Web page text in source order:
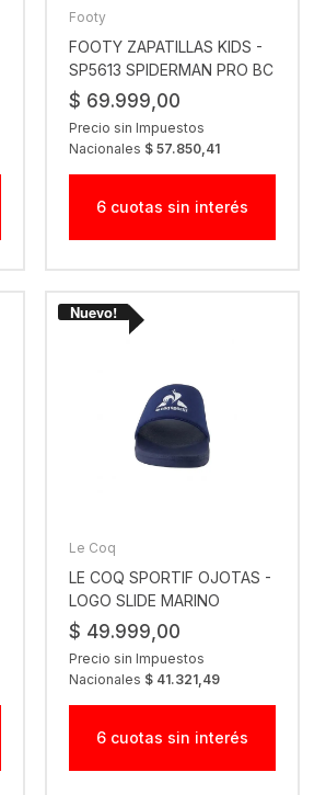
Footy
FOOTY ZAPATILLAS KIDS -
SP5613 SPIDERMAN PRO BC
NG
$ 69.999,00
Precio sin Impuestos
Nacionales $ 57.850,41
6 cuotas sin interés
Le Coq
LE COQ SPORTIF OJOTAS -
LOGO SLIDE MARINO
$ 49.999,00
Precio sin Impuestos
Nacionales $ 41.321,49
6 cuotas sin interés